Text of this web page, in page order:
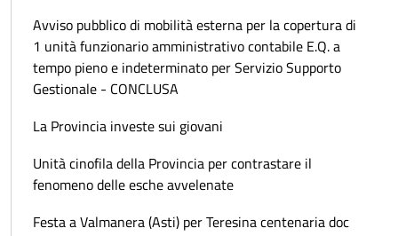
Avviso pubblico di mobilità esterna per la copertura di
1 unità funzionario amministrativo contabile E.Q. a
tempo pieno e indeterminato per Servizio Supporto
Gestionale - CONCLUSA
La Provincia investe sui giovani
Unità cinofila della Provincia per contrastare il
fenomeno delle esche avvelenate
Festa a Valmanera (Asti) per Teresina centenaria doc